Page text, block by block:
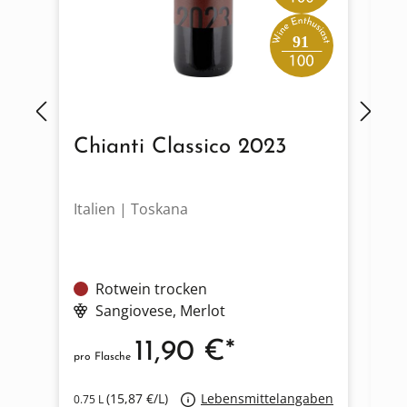
91
Chianti Classico 2023
Italien | Toskana
Rotwein trocken
Sangiovese, Merlot
0.75 L(15,87 €/L) Lebensmittelangaben
pro Flasche 11,90 €*